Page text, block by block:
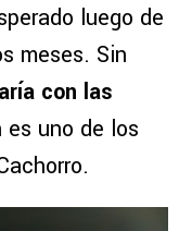
luego de
meses. Sin
con las
es uno de los